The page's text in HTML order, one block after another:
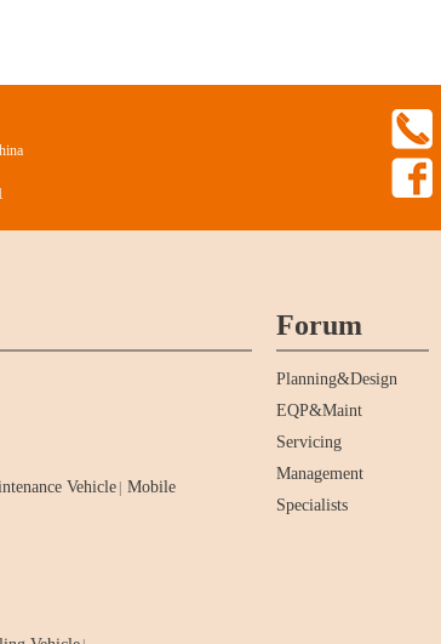
Vehicle Mobile
Forum
Planning&Design
EQP&Maint
Servicing
Management
Specialists